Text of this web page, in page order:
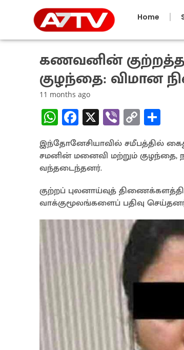
Home
கணவனின்
குழந்தை: விமான
11 months ago
W
h
at
sA
p
p
Fa
ce
b
o
o
k
X Vi
b
er
C
o
py
Li
n
k
h
ar
e
இந்தோனேசியாவில் சமீபத்தில்
சமனின் மனைவி மற்றும் குழந்தை,
வந்தடைந்தனர்.
குற்றப் புலனாய்வுத்
வாக்குமூலங்களைப் பதிவு